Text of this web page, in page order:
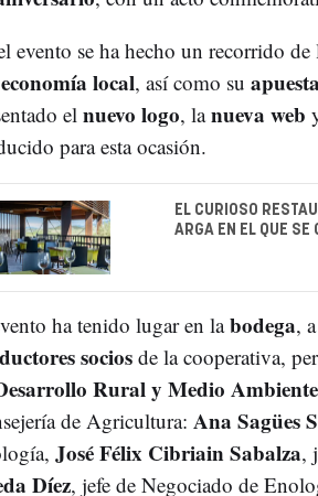
evento se ha hecho un recorrido
economía local, así como su
el nuevo logo, lanueva web
para esta ocasión.
EL CURIOSO
ARGA EN EL QUE
ha tenido lugar en labodega,
sociosde la cooperativa,
Rural y Medio Ambiente
de Agricultura: Ana Sagües
José Félix Cibriain Sabalza,
Díez, jefe de Negociado de